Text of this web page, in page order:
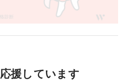
対応。クライアントの「本質的
だ“開発するだけ”ではなく、エン
続けていきます。
援しています